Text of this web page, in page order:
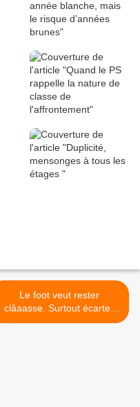
Le foot veut rester
clâaasse. Surtout écartez
les masses ... Ou quand le